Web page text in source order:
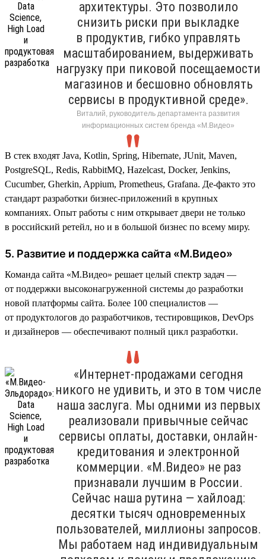
архитектуры. Это позволило
снизить риски при выкладке
в продуктив, гибко управлять
масштабированием, выдерживать
нагрузку при пиковой посещаемости
магазинов и бесшовно обновлять
сервисы в продуктивной среде».
Виталий, руководитель департамента развития
информационных систем бренда «М.Видео»
В стек входят Java, Kotlin, Spring, Hibernate, JUnit, Maven,
PostgreSQL, Redis, RabbitMQ, Hazelcast, Docker, Jenkins,
Cucumber, Gherkin, Appium, Prometheus, Grafana. Де-факто это
стандарт разработки бизнес-приложений в крупных
компаниях. Опыт работы с ним открывает двери не только
в российский ретейл, но и в большой бизнес по всему миру.
5. Развитие и поддержка сайта «М.Видео»
Команда сайта «М.Видео» решает целый спектр задач —
от поддержки высоконагруженной системы до разработки
новой платформы сайта. Более 100 специалистов —
от продуктологов до разработчиков, тестировщиков, DevOps
и дизайнеров — обеспечивают полный цикл разработки.
«Интернет-продажами сегодня
никого не удивить, и это в том числе
наша заслуга. Мы одними из первых
реализовали привычные сейчас
сервисы оплаты, доставки, онлайн-
кредитования и электронной
коммерции. «М.Видео» не раз
признавали лучшим в России.
Сейчас наша рутина — хайлоад:
десятки тысяч одновременных
пользователей, миллионы запросов.
Мы работаем над индивидуальным